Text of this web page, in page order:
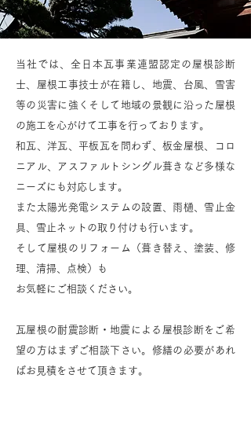
当社では、全日本瓦事業連盟認定の屋根診断
士、屋根工事技士が在籍し、地震、台風、雪害
等の災害に強くそして地域の景観に沿った屋根
の施工を心がけて工事を行っております。
和瓦、洋瓦、平板瓦を問わず、板金屋根、コロ
ニアル、アスファルトシングル葺きなど多様な
ニーズにも対応します。
また太陽光発電システムの設置、雨樋、雪止金
具、雪止ネットの取り付けも行います。
そして屋根のリフォーム（葺き替え、塗装、修
理、清掃、点検）も
お気軽にご相談ください。
​瓦屋根の耐震診断・地震による屋根診断をご希
望の方はまずご相談下さい。修繕の必要があれ
ばお見積をさせて頂きます。